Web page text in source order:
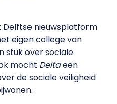
nieuwsplatform
eigen college van
stuk over sociale
mocht Deltaeen
de sociale veiligheid